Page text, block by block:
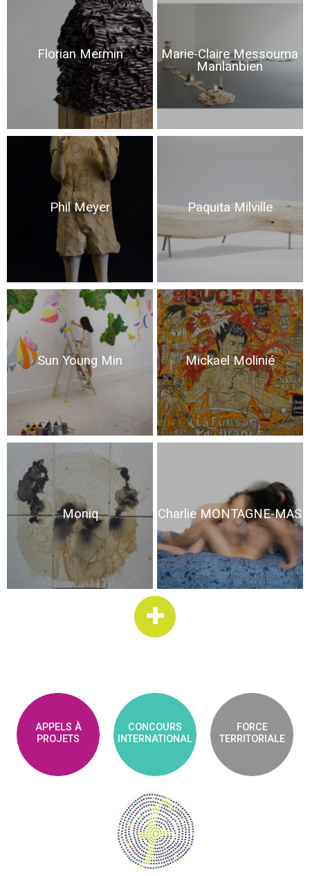
Florian Mermin
Marie-Claire Messouma
Manlanbien
Phil Meyer Paquita Milville
Sun Young Min Mickael Molinié
Moniq Charlie MONTAGNE-MAS
APPELS À
PROJETS
CONCOURS
INTERNATIONAL
FORCE
TERRITORIALE